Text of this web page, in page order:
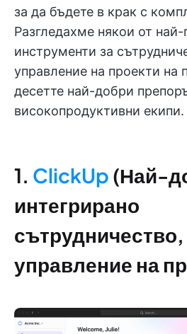
за да бъдете в крак с
Разгледахме някои от най-
инструменти за
управление на проекти на
десетте най-добри
високопродуктивни екипи.
1. ClickUp (Най-
интегрирано
сътрудничество,
управление на